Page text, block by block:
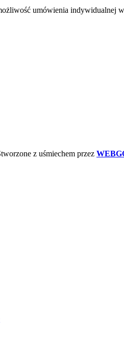
umówienia indywidualnej
z uśmiechem przez